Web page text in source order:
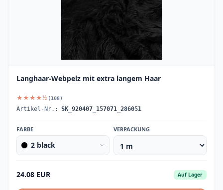
Langhaar-Webpelz mit extra langem Haar
★★★★½ (108)
Artikel-Nr.: SK_920407_157071_286051
FARBE
2 black
VERPACKUNG
24.08 EUR Auf Lager